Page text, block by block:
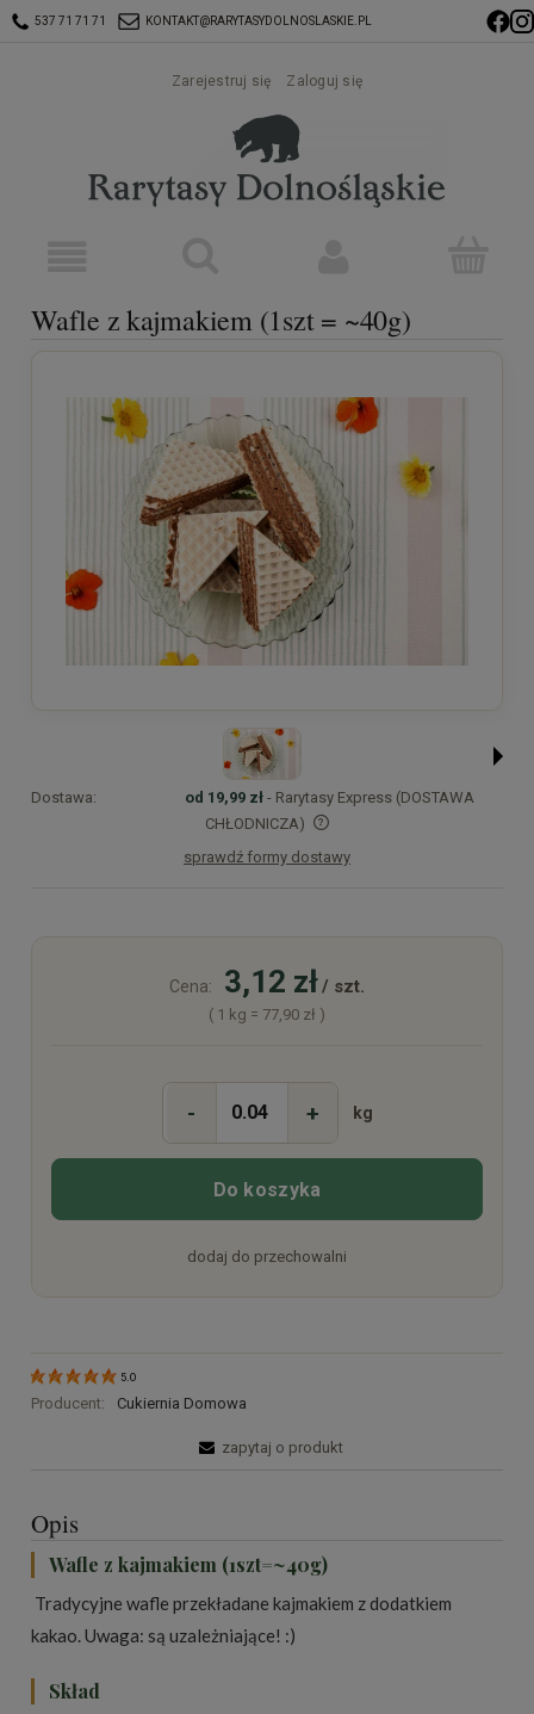
537 71 71 71 KONTAKT@RARYTASYDOLNOSLASKIE.PL
Zarejestruj się Zaloguj się
Wafle z kajmakiem (1szt = ~40g)
Dostawa: od 19,99 zł - Rarytasy Express (DOSTAWA
CHŁODNICZA)
Cena nie zawiera ewentualnych kosztów płatności
sprawdź formy dostawy
Cena: 3,12 zł/ szt.
( 1 kg = 77,90 zł )
- + kg
Do koszyka
dodaj do przechowalni
5.0
Producent: Cukiernia Domowa
zapytaj o produkt
Opis
Wafle z kajmakiem (1szt=~40g)
Tradycyjne wafle przekładane kajmakiem z dodatkiem
kakao. Uwaga: są uzależniające! :)
Skład